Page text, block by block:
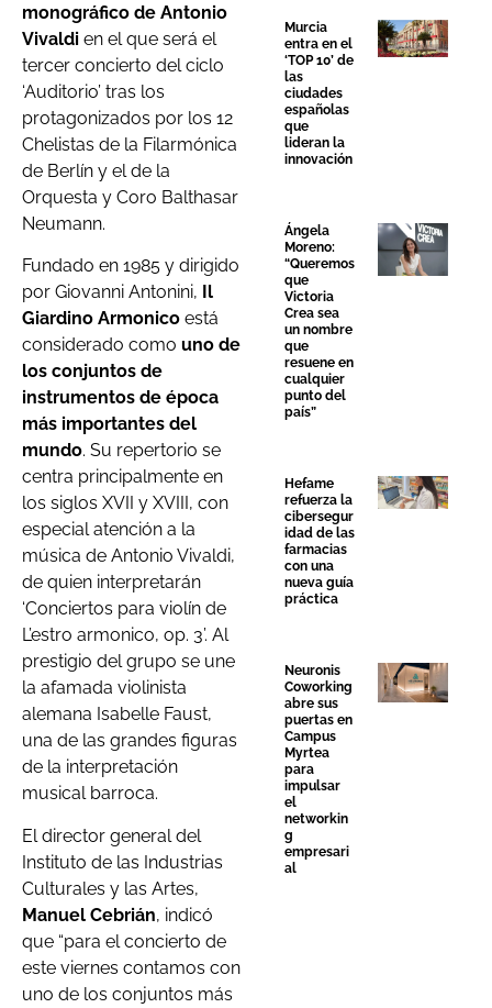
monográfico de Antonio
Vivaldi en el que será el
tercer concierto del ciclo
‘Auditorio’ tras los
protagonizados por los 12
Chelistas de la Filarmónica
de Berlín y el de la
Orquesta y Coro Balthasar
Neumann.
Fundado en 1985 y dirigido
por Giovanni Antonini, Il
Giardino Armonico está
considerado como uno de
los conjuntos de
instrumentos de época
más importantes del
mundo. Su repertorio se
centra principalmente en
los siglos XVII y XVIII, con
especial atención a la
música de Antonio Vivaldi,
de quien interpretarán
‘Conciertos para violín de
L’estro armonico, op. 3’. Al
prestigio del grupo se une
la afamada violinista
alemana Isabelle Faust,
una de las grandes figuras
de la interpretación
musical barroca.
El director general del
Instituto de las Industrias
Culturales y las Artes,
Manuel Cebrián, indicó
que “para el concierto de
este viernes contamos con
uno de los conjuntos más
Murcia
entra en el
‘TOP 10’ de
las
ciudades
españolas
que
lideran la
innovación
Ángela
Moreno:
“Queremos
que
Victoria
Crea sea
un nombre
que
resuene en
cualquier
punto del
país”
Hefame
refuerza la
cibersegur
idad de las
farmacias
con una
nueva guía
práctica
Neuronis
Coworking
abre sus
puertas en
Campus
Myrtea
para
impulsar
el
networkin
g
empresari
al